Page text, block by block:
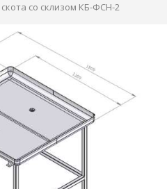
со склизом КБ-ФСН-2